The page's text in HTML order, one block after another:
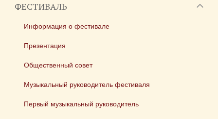
ФЕСТИВАЛЬ
Информация о фестивале
Презентация
Общественный совет
Музыкальный руководитель фестиваля
Первый музыкальный руководитель